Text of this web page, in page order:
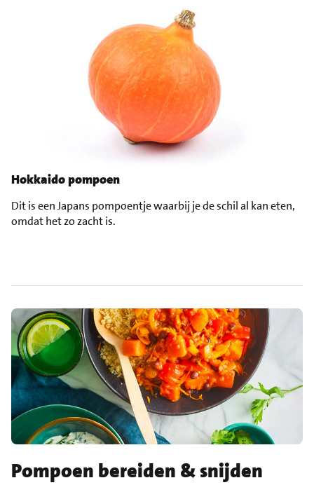
Hokkaido pompoen
Dit is een Japans pompoentje waarbij je de schil al kan eten,
omdat het zo zacht is.
Pompoen bereiden & snijden